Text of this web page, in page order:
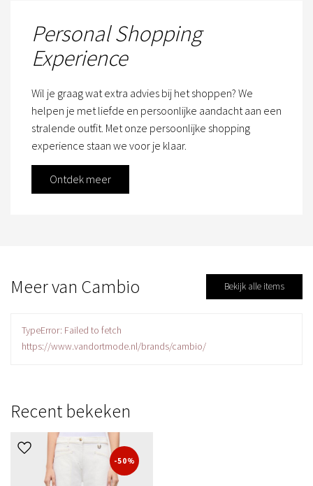
Personal Shopping
Experience
Wil je graag wat extra advies bij het shoppen? We
helpen je met liefde en persoonlijke aandacht aan een
stralende outfit. Met onze persoonlijke shopping
experience staan we voor je klaar.
Ontdek meer
Meer van Cambio Bekijk alle items
TypeError: Failed to fetch
https://www.vandortmode.nl/brands/cambio/
Recent bekeken
-50%